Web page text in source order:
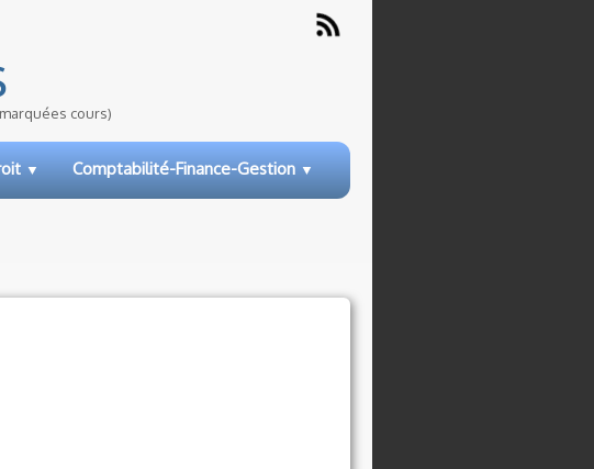
cours)
▼ Comptabilité-Finance-Gestion ▼